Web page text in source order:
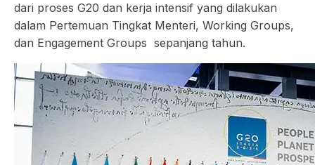
dari proses G20 dan kerja intensif yang dilakukan
dalam Pertemuan Tingkat Menteri, Working Groups,
dan Engagement Groups sepanjang tahun.